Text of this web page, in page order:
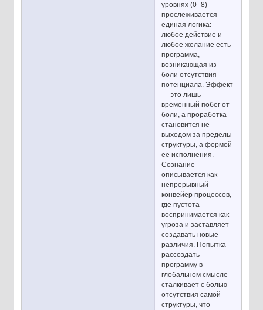
уровнях (0–8)
прослеживается
единая логика:
любое действие и
любое желание есть
программа,
возникающая из
боли отсутствия
потенциала. Эффект
— это лишь
временный побег от
боли, а проработка
становится не
выходом за пределы
структуры, а формой
её исполнения.
Сознание
описывается как
непрерывный
конвейер процессов,
где пустота
воспринимается как
угроза и заставляет
создавать новые
различия. Попытка
рассоздать
программу в
глобальном смысле
сталкивает с болью
отсутствия самой
структуры, что